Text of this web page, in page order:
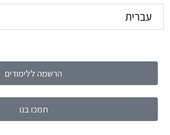
הרשמה ללימודים
תמכו בנו